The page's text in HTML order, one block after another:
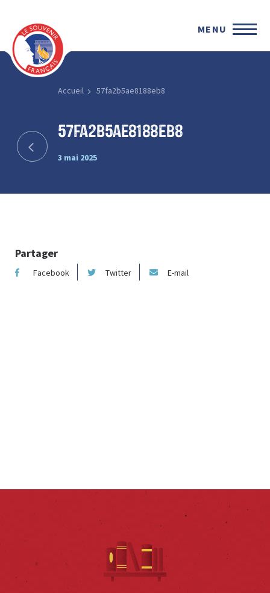
MENU
Accueil 57fa2b5ae8188eb8
57fa2b5ae8188eb8
3 mai 2025
Partager
Facebook Twitter E-mail